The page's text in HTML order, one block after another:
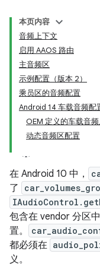
本页内容
音频上下文
启用 AAOS 路由
主音频区
示例配置（版本 2）
乘员区的音频配置
Android 14 车载音频配
OEM 定义的车载音
动态音频区配置
在 Android 10 中，
了
包含在 vendor 分区
置。
都必须在
义。